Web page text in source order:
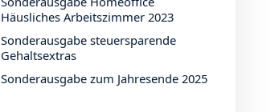
Häusliches Arbeitszimmer 2023
Sonderausgabe steuersparende
Gehaltsextras
Sonderausgabe zum Jahresende 2025